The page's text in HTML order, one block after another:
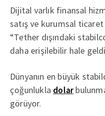
Dijital varlık finansal
satış ve kurumsal
“Tether dışındaki
daha erişilebilir hale
Dünyanın en büyük
çoğunlukla dolar
görüyor.